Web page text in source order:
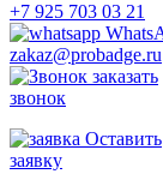
+7 925 703 03 21
zakaz@probadge.ru
заказать
звонок
Оставить
заявку